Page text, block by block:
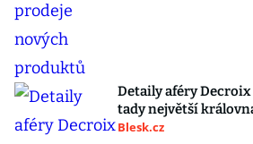
Detaily aféry Decroix
tady největší
Blesk.cz